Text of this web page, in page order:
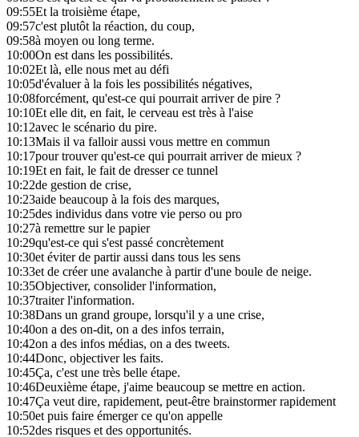
09:55Et la troisième étape,
09:57c'est plutôt la réaction, du coup,
09:58à moyen ou long terme.
10:00On est dans les possibilités.
10:02Et là, elle nous met au défi
10:05d'évaluer à la fois les possibilités négatives,
10:08forcément, qu'est-ce qui pourrait arriver de pire ?
10:10Et elle dit, en fait, le cerveau est très à l'aise
10:12avec le scénario du pire.
10:13Mais il va falloir aussi vous mettre en commun
10:17pour trouver qu'est-ce qui pourrait arriver de mieux ?
10:19Et en fait, le fait de dresser ce tunnel
10:22de gestion de crise,
10:23aide beaucoup à la fois des marques,
10:25des individus dans votre vie perso ou pro
10:27à remettre sur le papier
10:29qu'est-ce qui s'est passé concrètement
10:30et éviter de partir aussi dans tous les sens
10:33et de créer une avalanche à partir d'une boule de neige.
10:35Objectiver, consolider l'information,
10:37traiter l'information.
10:38Dans un grand groupe, lorsqu'il y a une crise,
10:40on a des on-dit, on a des infos terrain,
10:42on a des infos médias, on a des tweets.
10:44Donc, objectiver les faits.
10:45Ça, c'est une très belle étape.
10:46Deuxième étape, j'aime beaucoup se mettre en action.
10:47Ça veut dire, rapidement, peut-être brainstormer rapidement
10:50et puis faire émerger ce qu'on appelle
10:52des risques et des opportunités.